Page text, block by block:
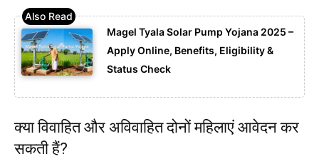
Magel Tyala Solar Pump Yojana 2025 –
Apply Online, Benefits, Eligibility &
Status Check
क्या विवाहित और अविवाहित दोनों महिलाएं आवेदन कर
सकती हैं?